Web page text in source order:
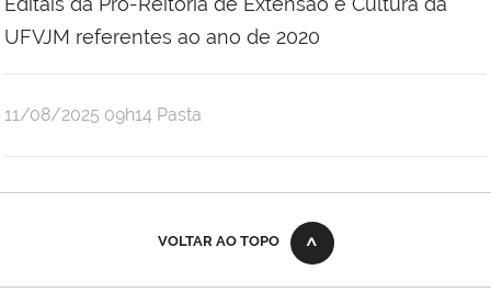
UFVJM referentes ao ano de 2020
publicado
11/08/2025 09h14 Pasta
VOLTAR AO TOPO